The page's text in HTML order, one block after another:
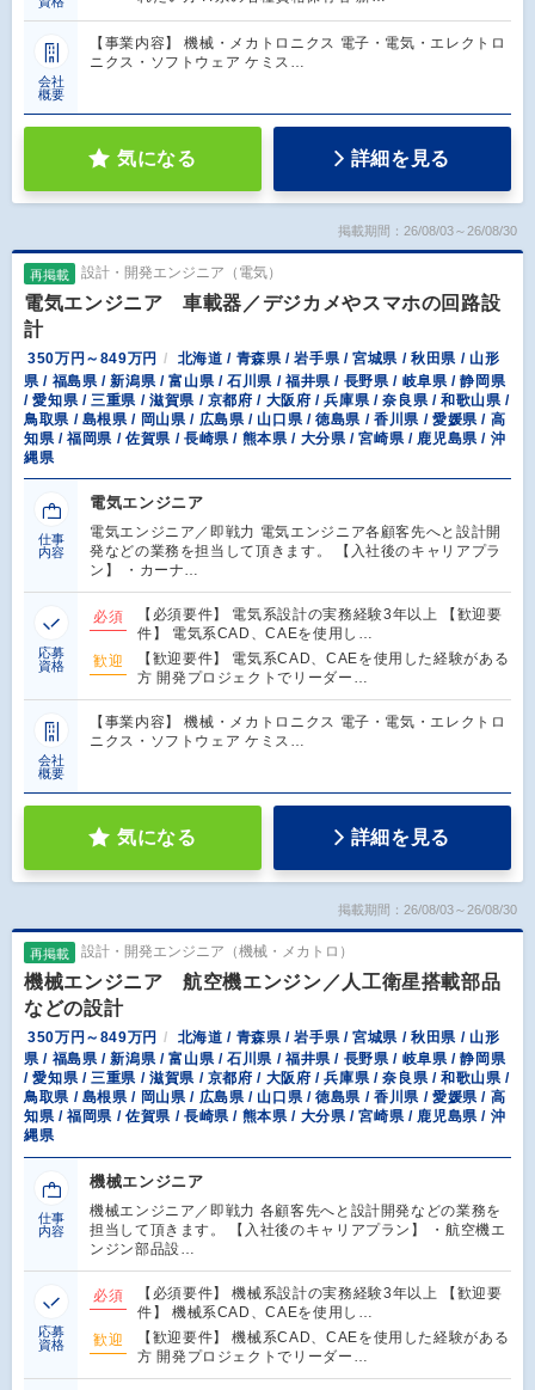
会社
概要
【事業内容】 機械・メカトロニクス 電子・電気・エレクトロ
ニクス・ソフトウェア ケミス…
気になる 詳細を見る
掲載期間：26/08/03～26/08/30
再掲載 設計・開発エンジニア（電気）
電気エンジニア 車載器／デジカメやスマホの回路設
計
350万円～849万円
北海道 / 青森県 / 岩手県 / 宮城県 / 秋田県 / 山形
県 / 福島県 / 新潟県 / 富山県 / 石川県 / 福井県 / 長野県 / 岐阜県 / 静岡県
/ 愛知県 / 三重県 / 滋賀県 / 京都府 / 大阪府 / 兵庫県 / 奈良県 / 和歌山県 /
鳥取県 / 島根県 / 岡山県 / 広島県 / 山口県 / 徳島県 / 香川県 / 愛媛県 / 高
知県 / 福岡県 / 佐賀県 / 長崎県 / 熊本県 / 大分県 / 宮崎県 / 鹿児島県 / 沖
縄県
仕事
内容
電気エンジニア
電気エンジニア／即戦力 電気エンジニア各顧客先へと設計開
発などの業務を担当して頂きます。 【入社後のキャリアプラ
ン】 ・カーナ…
応募
資格
必須
【必須要件】 電気系設計の実務経験3年以上 【歓迎要
件】 電気系CAD、CAEを使用し…
歓迎
【歓迎要件】 電気系CAD、CAEを使用した経験がある
方 開発プロジェクトでリーダー…
会社
概要
【事業内容】 機械・メカトロニクス 電子・電気・エレクトロ
ニクス・ソフトウェア ケミス…
気になる 詳細を見る
掲載期間：26/08/03～26/08/30
再掲載 設計・開発エンジニア（機械・メカトロ）
機械エンジニア 航空機エンジン／人工衛星搭載部品
などの設計
350万円～849万円
北海道 / 青森県 / 岩手県 / 宮城県 / 秋田県 / 山形
県 / 福島県 / 新潟県 / 富山県 / 石川県 / 福井県 / 長野県 / 岐阜県 / 静岡県
/ 愛知県 / 三重県 / 滋賀県 / 京都府 / 大阪府 / 兵庫県 / 奈良県 / 和歌山県 /
鳥取県 / 島根県 / 岡山県 / 広島県 / 山口県 / 徳島県 / 香川県 / 愛媛県 / 高
知県 / 福岡県 / 佐賀県 / 長崎県 / 熊本県 / 大分県 / 宮崎県 / 鹿児島県 / 沖
縄県
仕事
内容
機械エンジニア
機械エンジニア／即戦力 各顧客先へと設計開発などの業務を
担当して頂きます。 【入社後のキャリアプラン】 ・航空機エ
ンジン部品設…
応募
資格
必須
【必須要件】 機械系設計の実務経験3年以上 【歓迎要
件】 機械系CAD、CAEを使用し…
歓迎
【歓迎要件】 機械系CAD、CAEを使用した経験がある
方 開発プロジェクトでリーダー…